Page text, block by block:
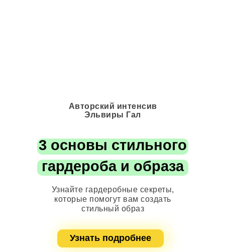
3 основы стильного
гардероба и образа
Узнайте гардеробные секреты,
которые помогут вам создать
стильный образ
Авторский интенсив
Эльвиры Гал
Узнать подробнее